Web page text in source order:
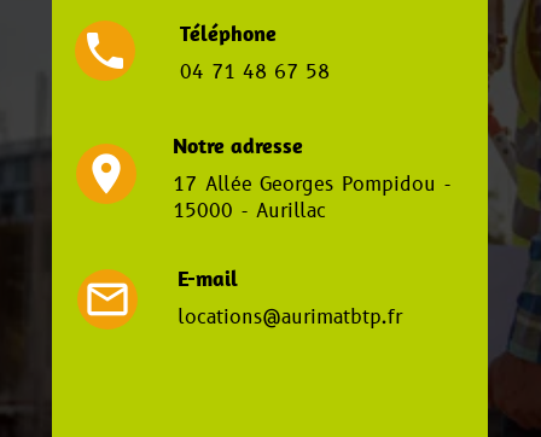
Téléphone
04 71 48 67 58
Notre adresse
17 Allée Georges Pompidou -
15000 - Aurillac
location_on
E-mail
locations@aurimatbtp.fr
mail_outline
local_phone